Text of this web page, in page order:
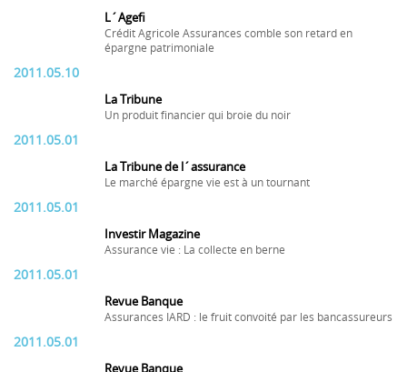
L´Agefi
Crédit Agricole Assurances comble son retard en
épargne patrimoniale
2011.05.10
La Tribune
Un produit financier qui broie du noir
2011.05.01
La Tribune de l´assurance
Le marché épargne vie est à un tournant
2011.05.01
Investir Magazine
Assurance vie : La collecte en berne
2011.05.01
Revue Banque
Assurances IARD : le fruit convoité par les bancassureurs
2011.05.01
Revue Banque